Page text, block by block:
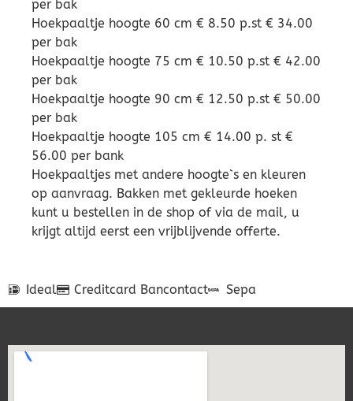
per bak
Hoekpaaltje hoogte 60 cm € 8.50 p.st € 34.00
per bak
Hoekpaaltje hoogte 75 cm € 10.50 p.st € 42.00
per bak
Hoekpaaltje hoogte 90 cm € 12.50 p.st € 50.00
per bak
Hoekpaaltje hoogte 105 cm € 14.00 p. st €
56.00 per bank
Hoekpaaltjes met andere hoogte`s en kleuren
op aanvraag. Bakken met gekleurde hoeken
kunt u bestellen in de shop of via de mail, u
krijgt altijd eerst een vrijblijvende offerte.
Ideal Creditcard Bancontact Sepa